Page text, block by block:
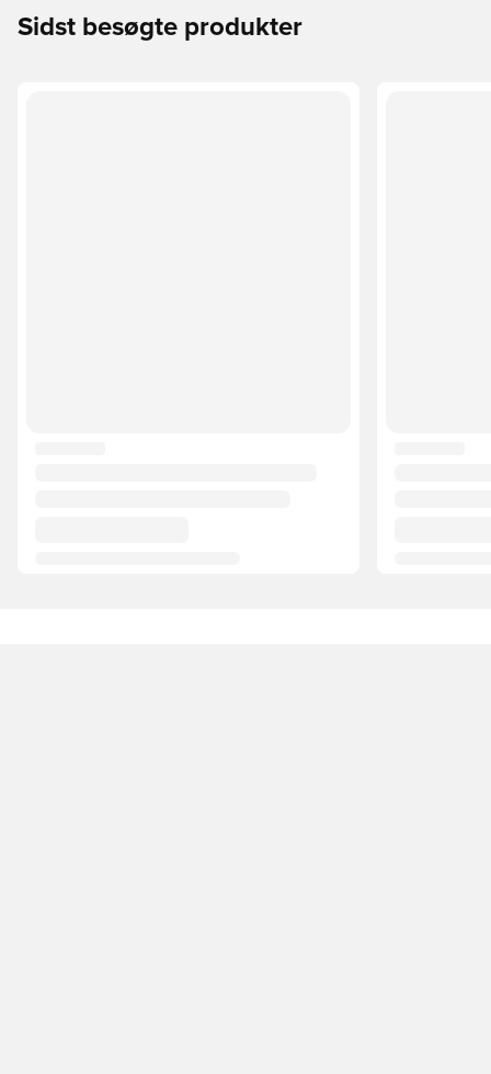
Sidst besøgte produkter